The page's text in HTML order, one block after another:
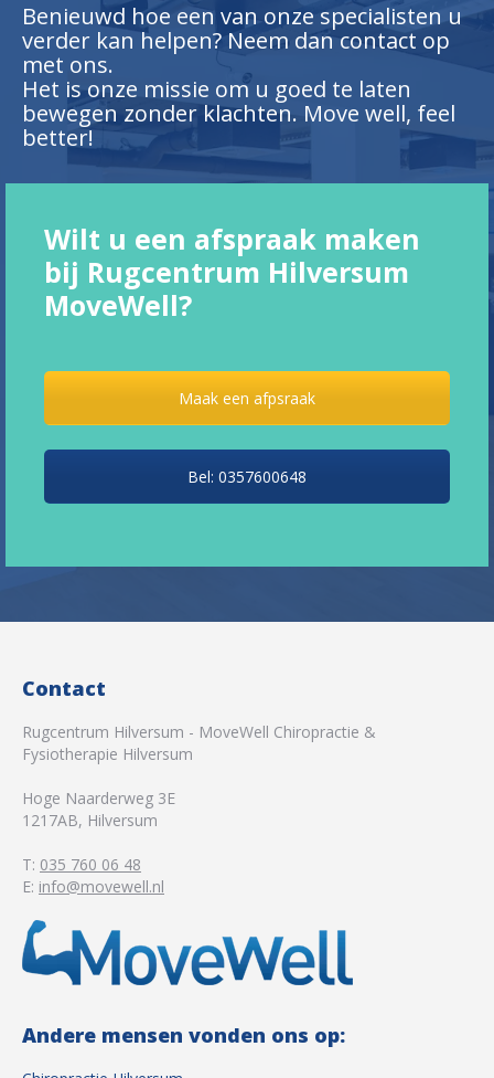
Benieuwd hoe een van onze specialisten u
verder kan helpen? Neem dan contact op
met ons.
Het is onze missie om u goed te laten
bewegen zonder klachten. Move well, feel
better!
Wilt u een afspraak maken
bij Rugcentrum Hilversum
MoveWell?
Maak een afpsraak
Bel: 0357600648
Contact
Rugcentrum Hilversum - MoveWell Chiropractie &
Fysiotherapie Hilversum
Hoge Naarderweg 3E
1217AB, Hilversum
T: 035 760 06 48
E: info@movewell.nl
Andere mensen vonden ons op: